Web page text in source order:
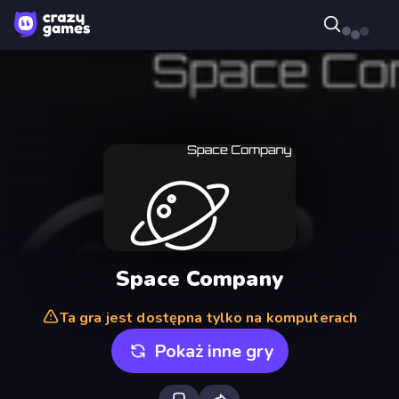
Space Company
Ta gra jest dostępna tylko na komputerach
Pokaż inne gry